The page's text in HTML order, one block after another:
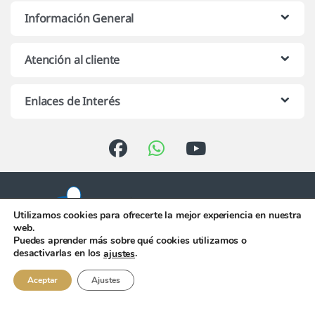
Información General
Atención al cliente
Enlaces de Interés
Atención telefónica de 10:00 h.
956 344 058
Utilizamos cookies para ofrecerte la mejor experiencia en nuestra
web.
Puedes aprender más sobre qué cookies utilizamos o
desactivarlas en losajustes.
Aceptar Ajustes